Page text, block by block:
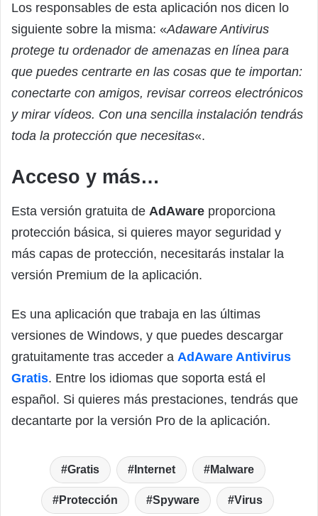
Los responsables de esta aplicación nos dicen lo
siguiente sobre la misma: «Adaware Antivirus
protege tu ordenador de amenazas en línea para
que puedes centrarte en las cosas que te importan:
conectarte con amigos, revisar correos electrónicos
y mirar vídeos. Con una sencilla instalación tendrás
toda la protección que necesitas«.
Acceso y más…
Esta versión gratuita de AdAware proporciona
protección básica, si quieres mayor seguridad y
más capas de protección, necesitarás instalar la
versión Premium de la aplicación.
Es una aplicación que trabaja en las últimas
versiones de Windows, y que puedes descargar
gratuitamente tras acceder a AdAware Antivirus
Gratis. Entre los idiomas que soporta está el
español. Si quieres más prestaciones, tendrás que
decantarte por la versión Pro de la aplicación.
Gratis Internet Malware
Protección Spyware Virus